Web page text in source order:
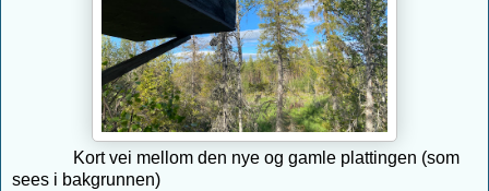
Kort vei mellom den nye og gamle plattingen (som
sees i bakgrunnen)